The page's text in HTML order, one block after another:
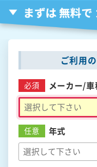
ご利用
必須 メーカー/車
任意 年式